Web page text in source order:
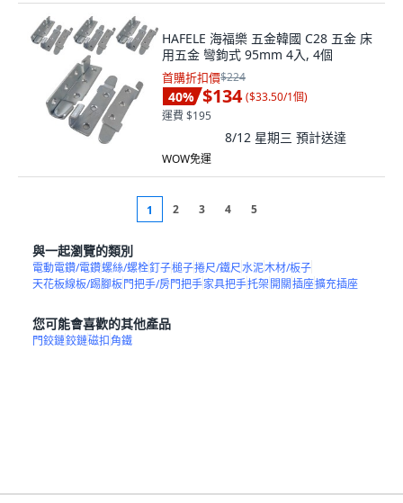
HAFELE 海福樂 五金韓國 C28 五金 床
用五金 彎鉤式 95mm 4入, 4個
首購折扣價$224
40% $134 ($33.50/1個)
運費 $195
8/12 星期三 預計送達
WOW免運
1 2 3 4 5
與一起瀏覽的類別
電動電鑽/電鑽螺絲/螺栓釘子槌子捲尺/鐵尺水泥木材/板子
天花板線板/踢腳板門把手/房門把手家具把手托架開關插座擴充插座
您可能會喜歡的其他產品
門鉸鏈鉸鏈磁扣角鐵